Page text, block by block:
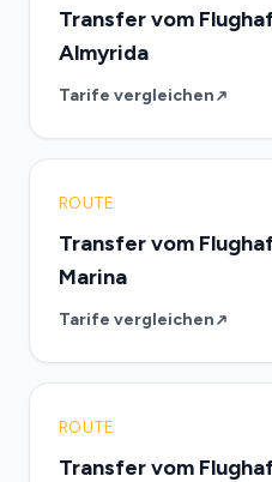
Transfer vom
Almyrida
Tarife vergleichen
ROUTE
Transfer vom
Marina
Tarife vergleichen
ROUTE
Transfer vom